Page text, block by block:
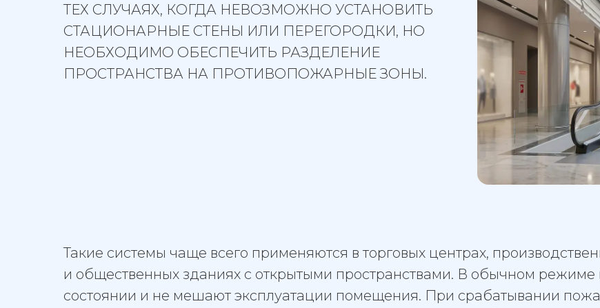
ТЕХ СЛУЧАЯХ, КОГДА НЕВОЗМОЖНО УСТАНОВИТЬ
СТАЦИОНАРНЫЕ СТЕНЫ ИЛИ ПЕРЕГОРОДКИ, НО
НЕОБХОДИМО ОБЕСПЕЧИТЬ РАЗДЕЛЕНИЕ
ПРОСТРАНСТВА НА ПРОТИВОПОЖАРНЫЕ ЗОНЫ.
Такие системы чаще всего применяются в торговых центрах,
и общественных зданиях с открытыми пространствами. В обычном режиме
состоянии и не мешают эксплуатации помещения. При срабатывании